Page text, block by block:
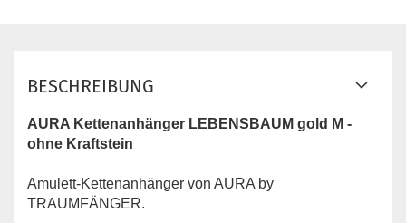
BESCHREIBUNG
AURA Kettenanhänger LEBENSBAUM gold M -
ohne Kraftstein
Amulett-Kettenanhänger von AURA by
TRAUMFÄNGER.